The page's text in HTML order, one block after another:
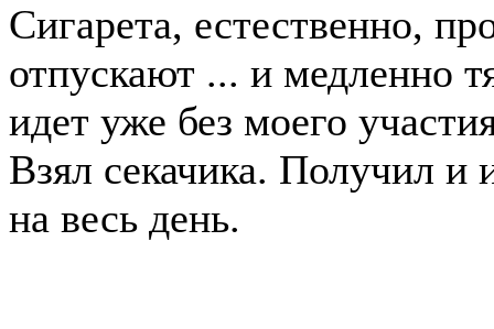
Сигарета, естественно,
отпускают ... и медленно
идет уже без моего
Взял секачика. Получил и
на весь день.